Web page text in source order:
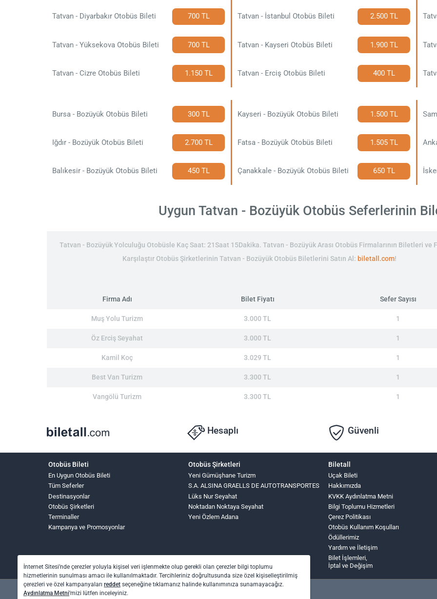
Tatvan - Diyarbakır Otobüs Bileti 700 TL Tatvan - İstanbul Otobüs Bileti 2.500 TL
Tatvan - Yüksekova Otobüs Bileti 700 TL Tatvan - Kayseri Otobüs Bileti 1.900 TL
Tatvan - Cizre Otobüs Bileti 1.150 TL Tatvan - Erciş Otobüs Bileti 400 TL
Bursa - Bozüyük Otobüs Bileti 300 TL Kayseri - Bozüyük Otobüs Bileti 1.500 TL
Iğdır - Bozüyük Otobüs Bileti 2.700 TL Fatsa - Bozüyük Otobüs Bileti 1.505 TL
Balıkesir - Bozüyük Otobüs Bileti 450 TL Çanakkale - Bozüyük Otobüs Bileti 650 TL
Uygun Tatvan - Bozüyük Otobüs Seferlerinin
Tatvan - Bozüyük Yolculuğu Otobüsle Kaç Saat: 21Saat 15Dakika. Tatvan - Bozüyük Arası Otobüs Firmalarının Biletleri ve
Karşılaştır Otobüs Şirketlerinin Tatvan - Bozüyük Otobüs Biletlerini Satın Al: biletall.com!
Firma Adı Bilet Fiyatı Sefer Sayısı
Muş Yolu Turizm 3.000 TL 1
Öz Erciş Seyahat 3.000 TL 1
Kamil Koç 3.029 TL 1
Best Van Turizm 3.300 TL 1
Vangölü Turizm 3.300 TL 1
Hesaplı Güvenli
Otobüs Bileti
En Uygun Otobüs Bileti
Tüm Seferler
Destinasyonlar
Otobüs Şirketleri
Terminaller
Kampanya ve Promosyonlar
Otobüs Şirketleri
Yeni Gümüşhane Turizm
S.A. ALSINA GRAELLS DE AUTOTRANSPORTES
Lüks Nur Seyahat
Noktadan Noktaya Seyahat
Yeni Özlem Adana
Biletall
Uçak Bileti
Hakkımızda
KVKK Aydınlatma Metni
Bilgi Toplumu Hizmetleri
Çerez Politikası
Otobüs Kullanım Koşulları
Ödüllerimiz
Yardım ve İletişim
Bilet İşlemleri,
İptal ve Değişim
İnternet Sitesi’nde çerezler yoluyla kişisel veri işlenmekte olup gerekli olan çerezler bilgi toplumu
hizmetlerinin sunulması amacı ile kullanılmaktadır. Tercihleriniz doğrultusunda size özel kişiselleştirilmiş
çerezleri ve özel kampanyaları reddet seçeneğine tıklamanız halinde kullanımınıza sunamayacağız.
Aydınlatma Metni’mizi lütfen inceleyiniz.